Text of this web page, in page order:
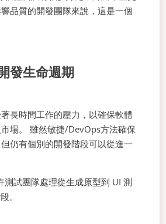
品質的開發團隊來說，這是一個
發生命週期
長時間工作的壓力，以確保軟體
場。 雖然敏捷/DevOps方法確保
仍有個別的開發階段可以從進一
測試團隊處理從生成原型到 UI 測
。